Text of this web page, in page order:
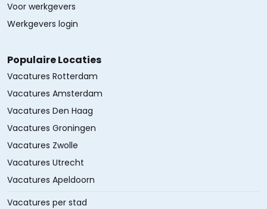
Voor werkgevers
Werkgevers login
Populaire Locaties
Vacatures Rotterdam
Vacatures Amsterdam
Vacatures Den Haag
Vacatures Groningen
Vacatures Zwolle
Vacatures Utrecht
Vacatures Apeldoorn
Vacatures per stad